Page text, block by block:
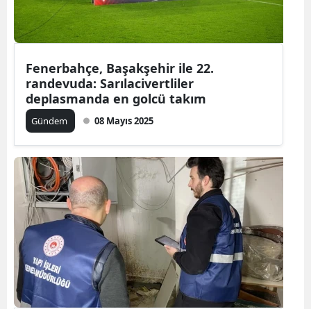
Fenerbahçe, Başakşehir ile 22.
randevuda: Sarılacivertliler
deplasmanda en golcü takım
Gündem 08 Mayıs 2025